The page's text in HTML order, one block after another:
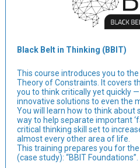
Black Belt in Thinking (BBIT)
This course introduces you to
Theory of Constraints. It covers
you to think critically yet quickly
innovative solutions to even the
You will learn how to think about
way to help separate important
critical thinking skill set to
almost every other area of life.
This training prepares you for
(case study): “BBIT Foundations”.